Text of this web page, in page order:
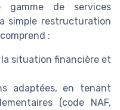
gamme de services
simple restructuration
:
situation financière et
adaptées, en tenant
(code NAF,